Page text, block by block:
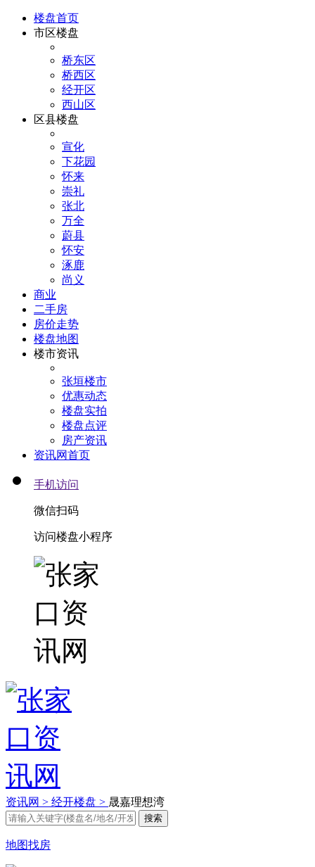
楼盘首页
市区楼盘
桥东区
桥西区
经开区
西山区
区县楼盘
宣化
下花园
怀来
崇礼
张北
万全
蔚县
怀安
涿鹿
尚义
商业
二手房
房价走势
楼盘地图
楼市资讯
张垣楼市
优惠动态
楼盘实拍
楼盘点评
房产资讯
资讯网首页
手机访问
微信扫码
访问楼盘小程序
资讯网 > 经开楼盘 > 晟嘉理想湾
地图找房